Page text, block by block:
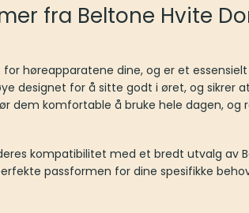
fra Beltone Hvite
høreapparatene dine, og er et
designet for å sitte godt i øret, og sikrer
dem komfortable å bruke hele dagen, og
kompatibilitet med et bredt utvalg av
passformen for dine spesifikke